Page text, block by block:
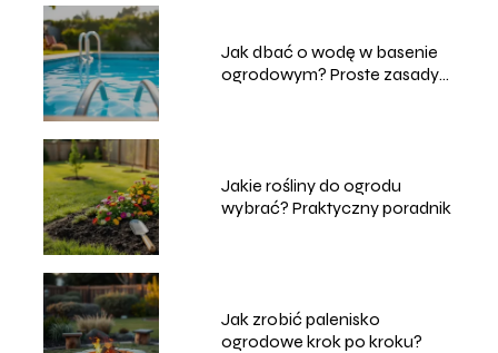
Jak dbać o wodę w basenie
ogrodowym? Proste zasady
Jakie rośliny do ogrodu
wybrać? Praktyczny poradnik
Jak zrobić palenisko
ogrodowe krok po kroku?